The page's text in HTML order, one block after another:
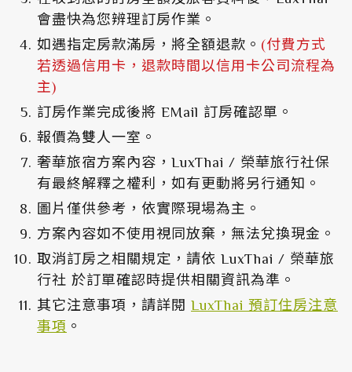
會盡快為您辨理訂房作業。
如遇指定房款滿房，將全額退款。 (付費方式
若透過信用卡，退款時間以信用卡公司流程為
主)
訂房作業完成後將 EMail 訂房確認單。
報價為雙人一室。
奢華旅宿方案內容，LuxThai / 榮華旅行社保
有最終解釋之權利，如有更動將另行通知。
圖片僅供參考，依實際現場為主。
方案內容如不使用視同放棄，無法兌換現金。
取消訂房之相關規定，請依 LuxThai / 榮華旅
行社 於訂單確認時提供相關資訊為準。
其它注意事項，請詳閱 LuxThai 預訂住房注意
事項 。